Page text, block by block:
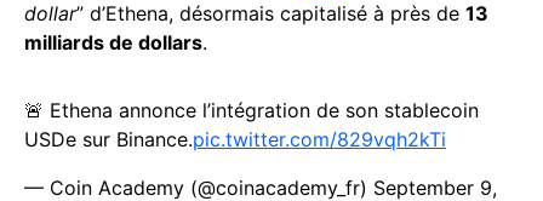
dollar” d’Ethena, désormais capitalisé à près de 13
milliards de dollars.
🚨 Ethena annonce l’intégration de son stablecoin
USDe sur Binance.pic.twitter.com/829vqh2kTi
— Coin Academy (@coinacademy_fr) September 9,